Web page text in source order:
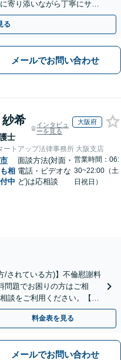
寄り添いながら丁寧にサポ
る
メールでお問い合わせ
希
士
インタビュ
ーを見る
大阪府
ートアップ法律事務所 大阪支店
相
中
面談方法(対面・
電話・ビデオな
ど)は応相談
営業時間：06:
30~22:00（土
日祝日）
/されている方)】不倫慰謝料
問題でお困りの方はご相
談をご利用ください。【不
料金表を見る
メールでお問い合わせ